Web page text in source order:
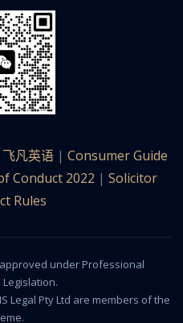
飞凡英语 | Consumer Guide
Conduct 2022 | Solicitor
Rules
under Professional
Legal Pty Ltd are members of the